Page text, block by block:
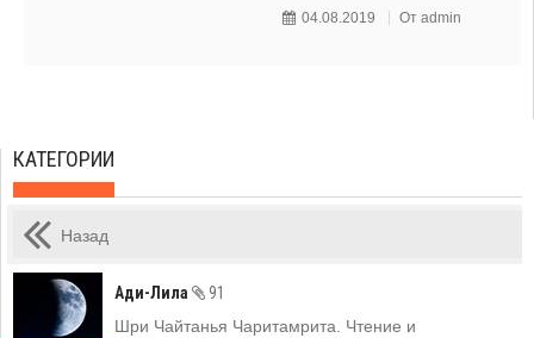
04.08.2019 От admin
КАТЕГОРИИ
Назад
Ади-Лила
91
Шри Чайтанья Чаритамрита. Чтение и